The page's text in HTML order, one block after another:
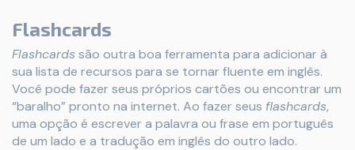
Flashcards
Flashcards são outra boa ferramenta para adicionar à
sua lista de recursos para se tornar fluente em inglês.
Você pode fazer seus próprios cartões ou encontrar um
“baralho” pronto na internet. Ao fazer seus flashcards,
uma opção é escrever a palavra ou frase em português
de um lado e a tradução em inglês do outro lado.